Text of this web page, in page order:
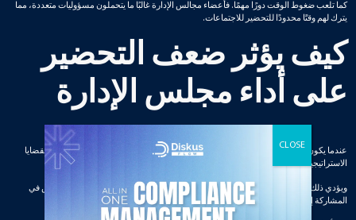
كما تلعب ضغوط الوقت دورًا مهمًا. فأعضاء مجالس الإدارة غالبًا ما يتحملون مسؤوليات متعددة، مما
يترك لهم وقتًا محدودًا للتحضير للاجتماعات.
كيف يؤثر ضعف التحضير
على أداء مجلس الإدارة
عندما يكون التحضير غير كافٍ، تصبح الاجتماعات أقل إنتاجية. وبدلًا من التركيز على تحليل القضايا
الاستراتيجية، تنشغل النقاشات بفهم المعلومات الأساسية.
ويؤدي ذلك إلى تأخير اتخاذ القرارات وتقليل فعالية الاجتماعات. كما قد يتردد أعضاء المجلس في
المشاركة إذا لم يشعروا بثقة كافية في فهمهم للمواضيع المطروحة.